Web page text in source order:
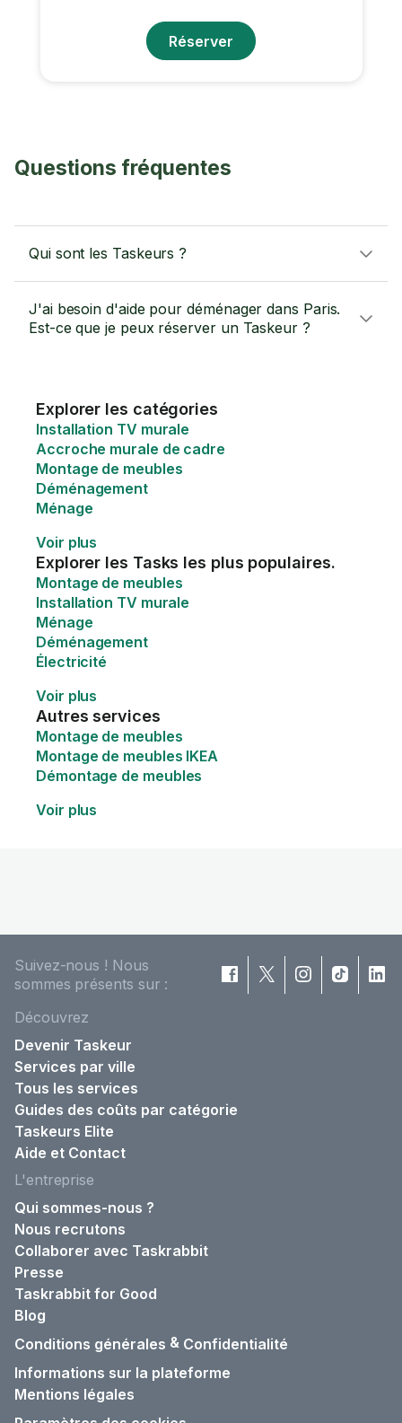
Réserver
Questions fréquentes
Qui sont les Taskeurs ?
J'ai besoin d'aide pour déménager dans Paris.
Est-ce que je peux réserver un Taskeur ?
Explorer les catégories
Installation TV murale
Accroche murale de cadre
Montage de meubles
Déménagement
Ménage
Voir plus
Explorer les Tasks les plus populaires.
Montage de meubles
Installation TV murale
Ménage
Déménagement
Électricité
Voir plus
Autres services
Montage de meubles
Montage de meubles IKEA
Démontage de meubles
Voir plus
Suivez-nous ! Nous
sommes présents sur :
Découvrez
Devenir Taskeur
Services par ville
Tous les services
Guides des coûts par catégorie
Taskeurs Elite
Aide et Contact
L'entreprise
Qui sommes-nous ?
Nous recrutons
Collaborer avec Taskrabbit
Presse
Taskrabbit for Good
Blog
Conditions générales & Confidentialité
Informations sur la plateforme
Mentions légales